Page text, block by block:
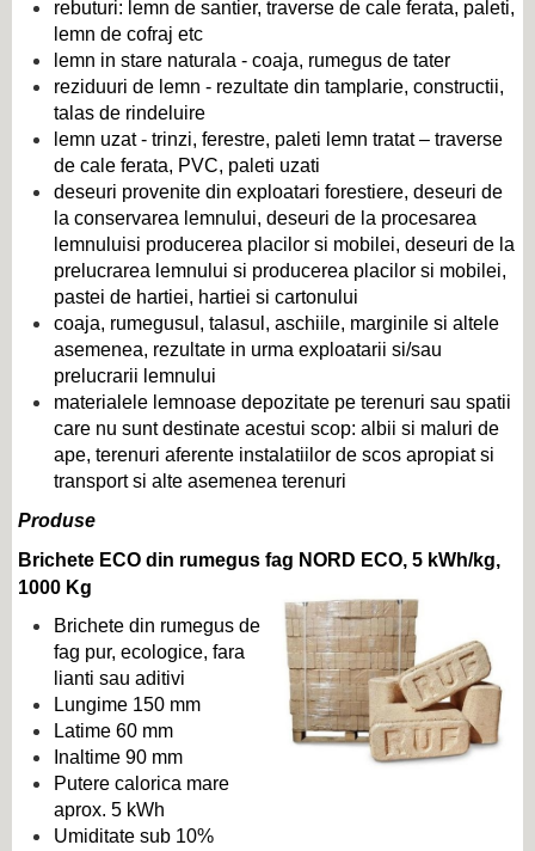
rebuturi: lemn de santier, traverse de cale ferata, paleti,
lemn de cofraj etc
lemn in stare naturala - coaja, rumegus de tater
reziduuri de lemn - rezultate din tamplarie, constructii,
talas de rindeluire
lemn uzat - trinzi, ferestre, paleti lemn tratat – traverse
de cale ferata, PVC, paleti uzati
deseuri provenite din exploatari forestiere, deseuri de
la conservarea lemnului, deseuri de la procesarea
lemnuluisi producerea placilor si mobilei, deseuri de la
prelucrarea lemnului si producerea placilor si mobilei,
pastei de hartiei, hartiei si cartonului
coaja, rumegusul, talasul, aschiile, marginile si altele
asemenea, rezultate in urma exploatarii si/sau
prelucrarii lemnului
materialele lemnoase depozitate pe terenuri sau spatii
care nu sunt destinate acestui scop: albii si maluri de
ape, terenuri aferente instalatiilor de scos apropiat si
transport si alte asemenea terenuri
Produse
Brichete ECO din rumegus fag NORD ECO, 5 kWh/kg,
1000 Kg
Brichete din rumegus de
fag pur, ecologice, fara
lianti sau aditivi
Lungime 150 mm
Latime 60 mm
Inaltime 90 mm
Putere calorica mare
aprox. 5 kWh
Umiditate sub 10%